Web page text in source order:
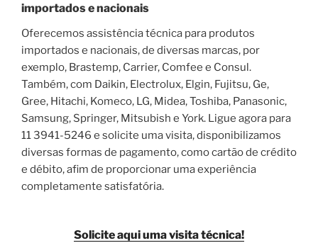
importados e nacionais
Oferecemos assistência técnica para produtos
importados e nacionais, de diversas marcas, por
exemplo, Brastemp, Carrier, Comfee e Consul.
Também, com Daikin, Electrolux, Elgin, Fujitsu, Ge,
Gree, Hitachi, Komeco, LG, Midea, Toshiba, Panasonic,
Samsung, Springer, Mitsubish e York. Ligue agora para
11 3941-5246 e solicite uma visita, disponibilizamos
diversas formas de pagamento, como cartão de crédito
e débito, afim de proporcionar uma experiência
completamente satisfatória.
Solicite aqui uma visita técnica!